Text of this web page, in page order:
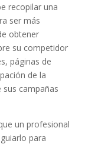
recopilar una
ser más
obtener
su competidor
páginas de
de la
campañas
un profesional
para